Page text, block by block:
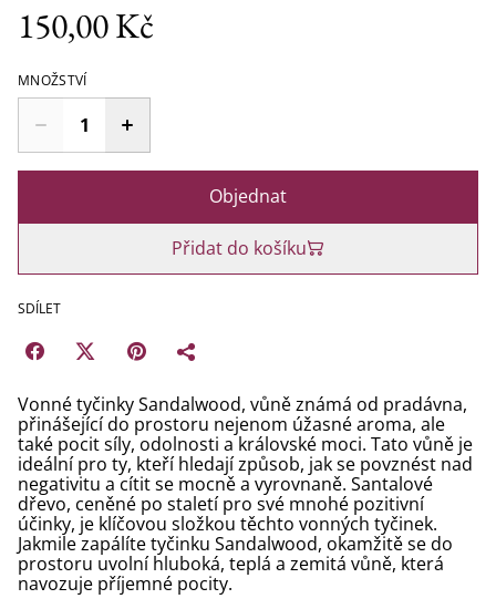
150,00 Kč
MNOŽSTVÍ
Objednat
Přidat do košíku
SDÍLET
Vonné tyčinky Sandalwood, vůně známá od pradávna,
přinášející do prostoru nejenom úžasné aroma, ale
také pocit síly, odolnosti a královské moci. Tato vůně je
ideální pro ty, kteří hledají způsob, jak se povznést nad
negativitu a cítit se mocně a vyrovnaně. Santalové
dřevo, ceněné po staletí pro své mnohé pozitivní
účinky, je klíčovou složkou těchto vonných tyčinek.
Jakmile zapálíte tyčinku Sandalwood, okamžitě se do
prostoru uvolní hluboká, teplá a zemitá vůně, která
navozuje příjemné pocity.